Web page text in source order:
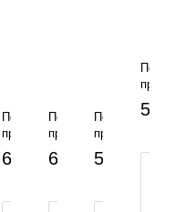
R
(M)
По
предзаказу
64 000 руб.-
R
(S)
По
предзаказу
64 000 руб.-
COSMA
S
По
предзаказу
59 000
XS
По
59